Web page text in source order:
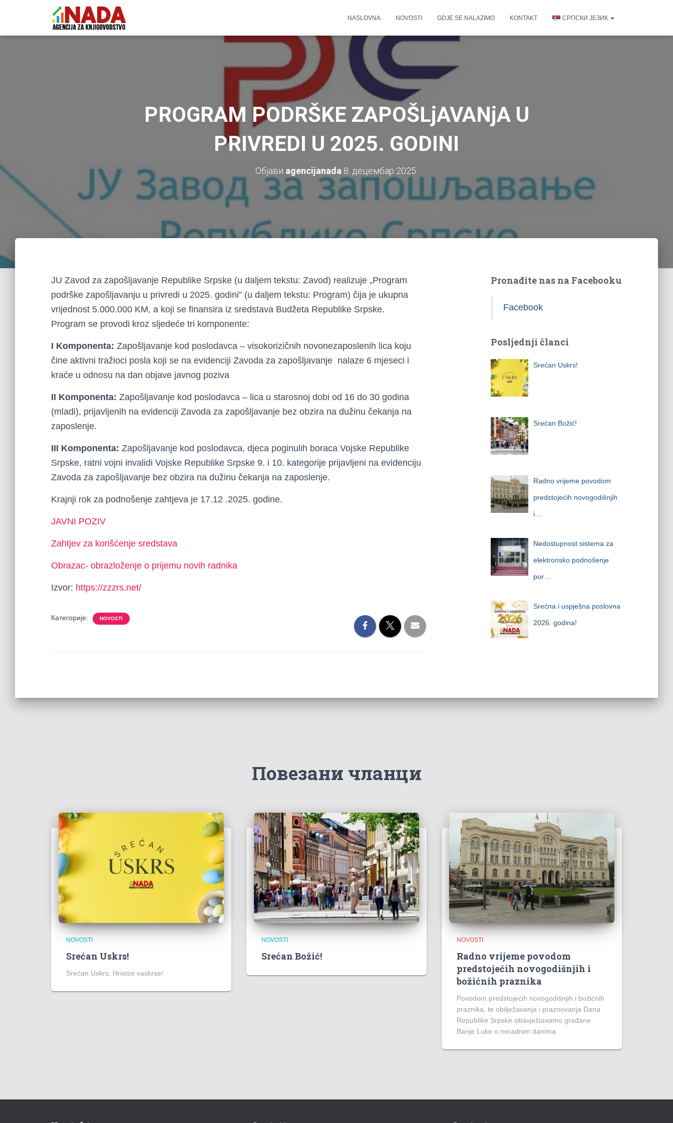
NASLOVNA NOVOSTI GDJE SE NALAZIMO KONTAKT СРПСКИ ЈЕЗИК
PROGRAM PODRŠKE ZAPOŠLjAVANjA U
PRIVREDI U 2025. GODINI
Објави agencijanada 8. децембар 2025.
JU Zavod za zapošljavanje Republike Srpske (u daljem tekstu: Zavod) realizuje „Program
podrške zapošljavanju u privredi u 2025. godini” (u daljem tekstu: Program) čija je ukupna
vrijednost 5.000.000 KM, a koji se finansira iz sredstava Budžeta Republike Srpske.
Program se provodi kroz sljedeće tri komponente:
I Komponenta: Zapošljavanje kod poslodavca – visokorizičnih novonezaposlenih lica koju
čine aktivni tražioci posla koji se na evidenciji Zavoda za zapošljavanje nalaze 6 mjeseci i
kraće u odnosu na dan objave javnog poziva
II Komponenta: Zapošljavanje kod poslodavca – lica u starosnoj dobi od 16 do 30 godina
(mladi), prijavljenih na evidenciji Zavoda za zapošljavanje bez obzira na dužinu čekanja na
zaposlenje.
III Komponenta: Zapošljavanje kod poslodavca, djeca poginulih boraca Vojske Republike
Srpske, ratni vojni invalidi Vojske Republike Srpske 9. i 10. kategorije prijavljeni na evidenciju
Zavoda za zapošljavanje bez obzira na dužinu čekanja na zaposlenje.
Krajnji rok za podnošenje zahtjeva je 17.12 .2025. godine.
JAVNI POZIV
Zahtjev za korišćenje sredstava
Obrazac- obrazloženje o prijemu novih radnika
Izvor: https://zzzrs.net/
Категорије: NOVOSTI
Pronađite nas na Facebooku
Facebook
Posljednji članci
Srećan Uskrs!
Srećan Božić!
Radno vrijeme povodom
predstojećih novogodišnjih
i…
Nedostupnost sistema za
elektronsko podnošenje
por…
Srećna i uspješna poslovna
2026. godina!
Повезани чланци
NOVOSTI
Srećan Uskrs!
Srećan Uskrs, Hristos vaskrse!
NOVOSTI
Srećan Božić!
NOVOSTI
Radno vrijeme povodom
predstojećih novogodišnjih i
božićnih praznika
Povodom predstojećih novogodišnjih i božićnih
praznika, te obilježavanja i praznovanja Dana
Republike Srpske obavještavamo građane
Banje Luke o neradnim danima